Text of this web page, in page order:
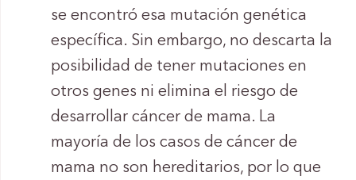
se encontró esa mutación genética
específica. Sin embargo, no descarta la
posibilidad de tener mutaciones en
otros genes ni elimina el riesgo de
desarrollar cáncer de mama. La
mayoría de los casos de cáncer de
mama no son hereditarios, por lo que